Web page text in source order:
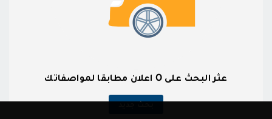
عثر البحث على 0 اعلان مطابقا لمواصفاتك
بحث جديد